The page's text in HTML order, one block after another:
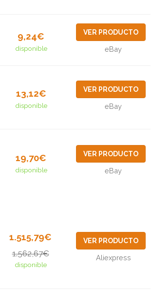
9,24€
disponible
VER PRODUCTO
eBay
13,12€
disponible
VER PRODUCTO
eBay
19,70€
disponible
VER PRODUCTO
eBay
1.515,79€
1.562,67€
disponible
VER PRODUCTO
Aliexpress